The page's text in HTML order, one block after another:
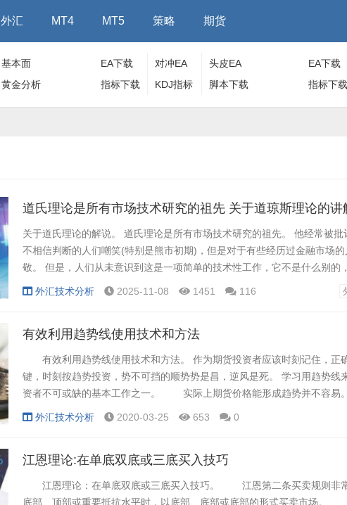
外汇 MT4 MT5 策略 期货
基本面
黄金分析
EA下载 对冲EA
头皮EA
指标下载
KDJ指标 脚本下载
EA下载
指标下载
道氏理论是所有市场技术研究的祖先 关于道琼斯理论的讲
关于道氏理论的解说。 道氏理论是所有市场技术研究的祖先。 他经常被批
不相信判断的人们嘲笑(特别是熊市初期)，但是对于有些经历过金融市场
敬。 但是，人们从未意识到这是一项简单的技术性工作，它不是什么别的
不是基本分析师所依赖的商业统计资料。 基本要点: 道氏理论主要应
外汇技术分析 2025-11-08 1451 116
有效利用趋势线使用技术和方法
有效利用趋势线使用技术和方法。 作为期货投资者应该时刻记住，正
键，时刻按趋势投资，势不可挡的顺势势是昌，逆风是死。 学习用趋势线
资者不可或缺的基本工作之一。 实际上期货价格能形成趋势并不容易
期货价格变动的基础，现货价格变动具有周期性和时间跨度，期货价格围
外汇技术分析 2020-03-25 653 0
江恩理论:在单底双底或三底买入技巧
江恩理论：在单底双底或三底买入技巧。 江恩第二条买卖规则非常
底部、顶部或重要抵抗水平时，以底部、底部或底部的形式买卖市场